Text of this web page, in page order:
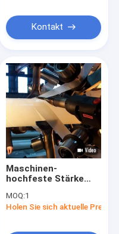
Kontakt
Maschinen-
hochfeste Stärke
Antikorrosions-
MOQ:1
Holen Sie sich aktuelle Preis